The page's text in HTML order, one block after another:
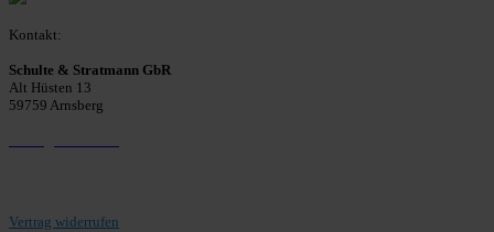
Kontakt:
Schulte & Stratmann GbR
Alt Hüsten 13
59759 Arnsberg
Vertrag widerrufen